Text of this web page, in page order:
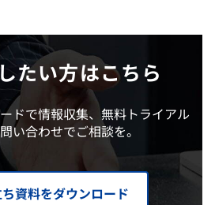
たい方はこちら
ドで情報収集、無料トライアル
い合わせでご相談を。
資料をダウンロード